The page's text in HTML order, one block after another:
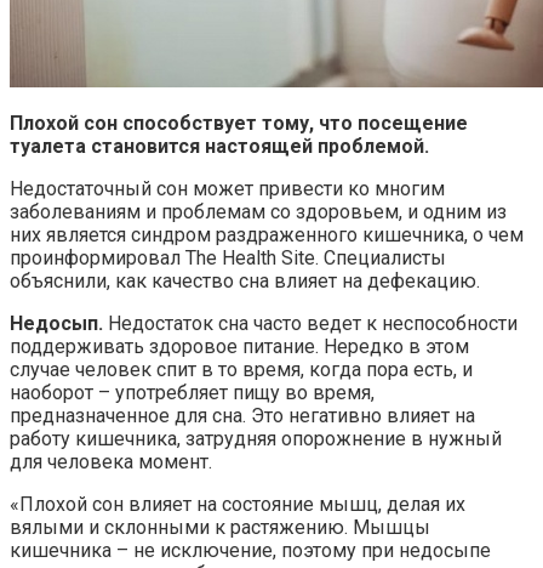
Плохой сон способствует тому, что посещение
туалета становится настоящей проблемой.
Недостаточный сон может привести ко многим
заболеваниям и проблемам со здоровьем, и одним из
них является синдром раздраженного кишечника, о чем
проинформировал The Health Site. Специалисты
объяснили, как качество сна влияет на дефекацию.
Недосып. Недостаток сна часто ведет к неспособности
поддерживать здоровое питание. Нередко в этом
случае человек спит в то время, когда пора есть, и
наоборот – употребляет пищу во время,
предназначенное для сна. Это негативно влияет на
работу кишечника, затрудняя опорожнение в нужный
для человека момент.
«Плохой сон влияет на состояние мышц, делая их
вялыми и склонными к растяжению. Мышцы
кишечника – не исключение, поэтому при недосыпе